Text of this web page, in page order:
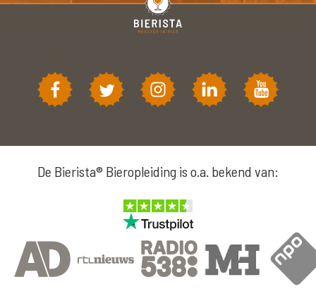
De Bierista® Bieropleiding is o.a. bekend van: